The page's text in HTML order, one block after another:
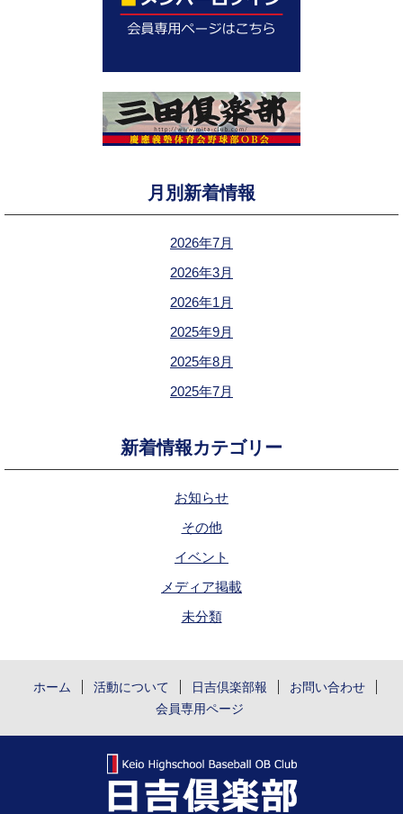
月別新着情報
2026年7月
2026年3月
2026年1月
2025年9月
2025年8月
2025年7月
新着情報カテゴリー
お知らせ
その他
イベント
メディア掲載
未分類
ホーム 活動について 日吉倶楽部報
お問い合わせ
会員専用ページ